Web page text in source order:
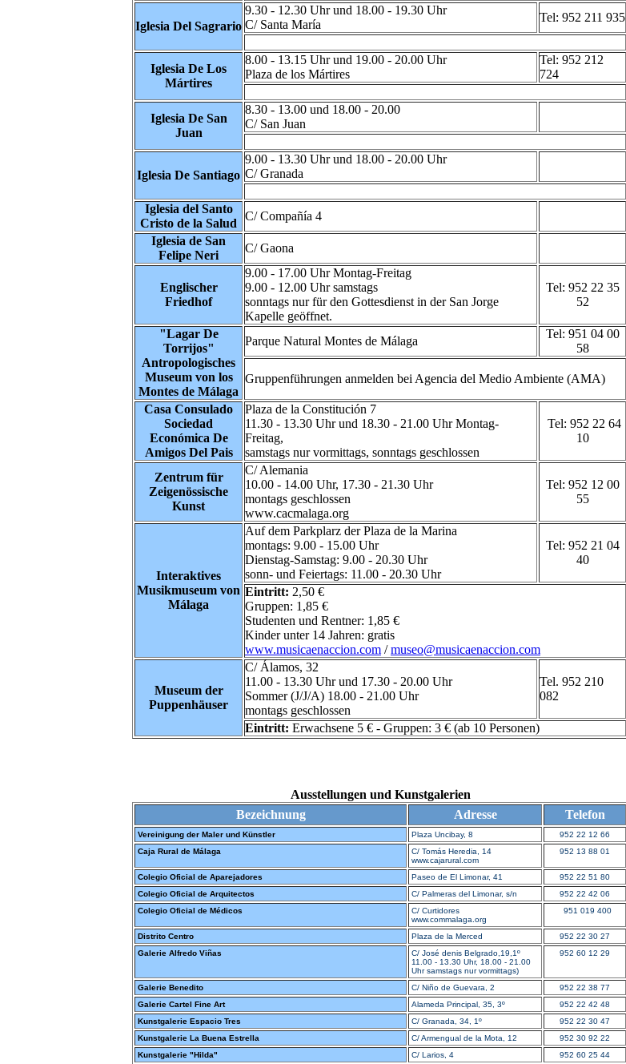
Iglesia Del Sagrario
9.30 - 12.30 Uhr und 18.00 - 19.30 Uhr
C/ Santa María
Tel: 952 211 935
Iglesia De Los
Mártires
8.00 - 13.15 Uhr und 19.00 - 20.00 Uhr
Plaza de los Mártires
Tel: 952 212
724
Iglesia De San
Juan
8.30 - 13.00 und 18.00 - 20.00
C/ San Juan
Iglesia De Santiago
9.00 - 13.30 Uhr und 18.00 - 20.00 Uhr
C/ Granada
Iglesia del Santo
Cristo de la Salud
C/ Compañía 4
Iglesia de San
Felipe Neri
C/ Gaona
Englischer
Friedhof
9.00 - 17.00 Uhr Montag-Freitag
9.00 - 12.00 Uhr samstags
sonntags nur für den Gottesdienst in der San Jorge
Kapelle geöffnet.
Tel: 952 22 35
52
"Lagar De
Torrijos"
Antropologisches
Museum von los
Montes de Málaga
Parque Natural Montes de Málaga
Tel: 951 04 00
58
Gruppenführungen anmelden bei Agencia del Medio Ambiente (AMA)
Casa Consulado
Sociedad
Económica De
Amigos Del Pais
Plaza de la Constitución 7
11.30 - 13.30 Uhr und 18.30 - 21.00 Uhr Montag-
Freitag,
samstags nur vormittags, sonntags geschlossen
Tel: 952 22 64
10
Zentrum für
Zeigenössische
Kunst
C/ Alemania
10.00 - 14.00 Uhr, 17.30 - 21.30 Uhr
montags geschlossen
www.cacmalaga.org
Tel: 952 12 00
55
Interaktives
Musikmuseum von
Málaga
Auf dem Parkplarz der Plaza de la Marina
montags: 9.00 - 15.00 Uhr
Dienstag-Samstag: 9.00 - 20.30 Uhr
sonn- und Feiertags: 11.00 - 20.30 Uhr
Tel: 952 21 04
40
Eintritt: 2,50 €
Gruppen: 1,85 €
Studenten und Rentner: 1,85 €
Kinder unter 14 Jahren: gratis
www.musicaenaccion.com /museo@musicaenaccion.com
Museum der
Puppenhäuser
C/ Álamos, 32
11.00 - 13.30 Uhr und 17.30 - 20.00 Uhr
Sommer (J/J/A) 18.00 - 21.00 Uhr
montags geschlossen
Tel. 952 210
082
Eintritt: Erwachsene 5 € - Gruppen: 3 € (ab 10 Personen)
Ausstellungen und Kunstgalerien
Bezeichnung
Adresse Telefon
Vereinigung der Maler und Künstler Plaza Uncibay, 8
952 22 12 66
Caja Rural de Málaga
C/ Tomás Heredia, 14
www.cajarural.com
952 13 88 01
Colegio Oficial de Aparejadores Paseo de El Limonar, 41
952 22 51 80
Colegio Oficial de Arquitectos
C/ Palmeras del Limonar, s/n
952 22 42 06
Colegio Oficial de Médicos
C/ Curtidores
www.commalaga.org
951 019 400
Distrito Centro Plaza de la Merced
952 22 30 27
Galerie Alfredo Viñas
C/ José denis Belgrado,19,1º
11.00 - 13.30 Uhr, 18.00 - 21.00
Uhr samstags nur vormittags)
952 60 12 29
Galerie Benedito C/ Niño de Guevara, 2
952 22 38 77
Galerie Cartel Fine Art
Alameda Principal, 35, 3º
952 22 42 48
Kunstgalerie Espacio Tres
C/ Granada, 34, 1º
952 22 30 47
Kunstgalerie La Buena Estrella C/ Armengual de la Mota, 12
952 30 92 22
Kunstgalerie "Hilda" C/ Larios, 4 952 60 25 44